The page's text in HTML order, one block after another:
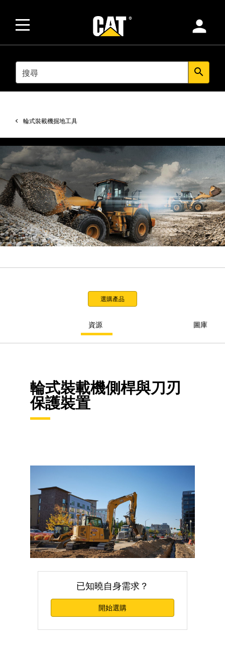
person
SEARCH search
輪式裝載機掘地工具
選購產品
資源 圖庫
輪式裝載機側桿與刀刃
保護裝置
已知曉自身需求？
開始選購